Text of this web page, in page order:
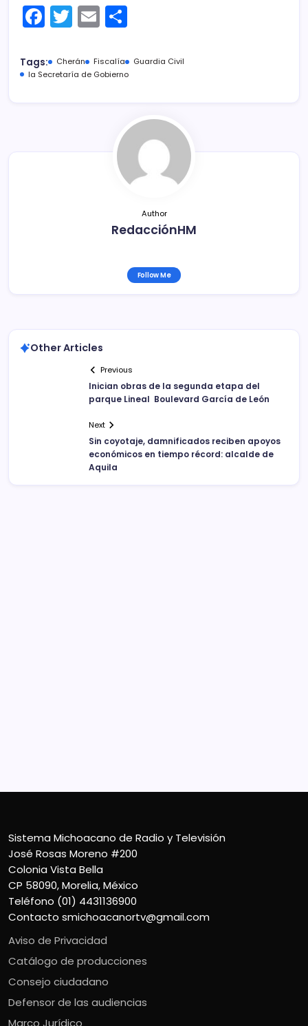
F
a
c
e
T
w
itt
er
E
m
ai
l
m
p
tir
Tags: Cherán Fiscalía
Guardia Civil
la Secretaría de Gobierno
Author
RedacciónHM
Follow Me
Other Articles
Previous
Inician obras de la segunda etapa del
parque Lineal Boulevard García de León
Next
Sin coyotaje, damnificados reciben apoyos
económicos en tiempo récord: alcalde de
Aquila
Sistema Michoacano de Radio y Televisión
José Rosas Moreno #200
Colonia Vista Bella
CP 58090, Morelia, México
Teléfono (01) 4431136900
Contacto smichoacanortv@gmail.com
Aviso de Privacidad
Catálogo de producciones
Consejo ciudadano
Defensor de las audiencias